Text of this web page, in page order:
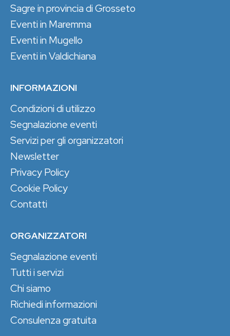
Sagre in provincia di Grosseto
Eventi in Maremma
Eventi in Mugello
Eventi in Valdichiana
INFORMAZIONI
Condizioni di utilizzo
Segnalazione eventi
Servizi per gli organizzatori
Newsletter
Privacy Policy
Cookie Policy
Contatti
ORGANIZZATORI
Segnalazione eventi
Tutti i servizi
Chi siamo
Richiedi informazioni
Consulenza gratuita